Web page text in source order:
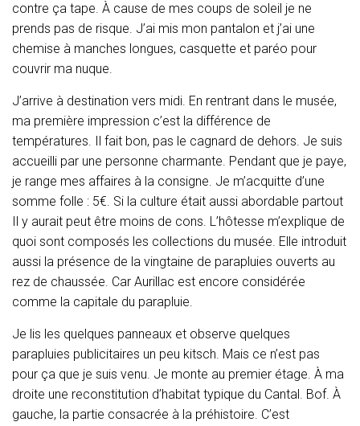
contre ça tape. À cause de mes coups de soleil je ne
prends pas de risque. J’ai mis mon pantalon et j’ai une
chemise à manches longues, casquette et paréo pour
couvrir ma nuque.
J’arrive à destination vers midi. En rentrant dans le musée,
ma première impression c’est la différence de
températures. Il fait bon, pas le cagnard de dehors. Je suis
accueilli par une personne charmante. Pendant que je paye,
je range mes affaires à la consigne. Je m’acquitte d’une
somme folle : 5€. Si la culture était aussi abordable partout
Il y aurait peut être moins de cons. L’hôtesse m’explique de
quoi sont composés les collections du musée. Elle introduit
aussi la présence de la vingtaine de parapluies ouverts au
rez de chaussée. Car Aurillac est encore considérée
comme la capitale du parapluie.
Je lis les quelques panneaux et observe quelques
parapluies publicitaires un peu kitsch. Mais ce n’est pas
pour ça que je suis venu. Je monte au premier étage. À ma
droite une reconstitution d’habitat typique du Cantal. Bof. À
gauche, la partie consacrée à la préhistoire. C’est